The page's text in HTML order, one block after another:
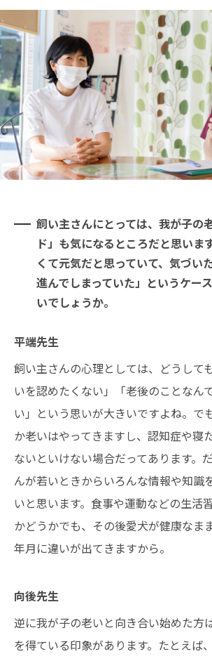
飼い主さんにとっては、我が子の
ド」も気になるところだと思いま
くて元気だと思っていて、気づい
進んでしまっていた」というケー
いでしょうか。
平端先生
飼い主さんの心理としては、どうして
いを認めたくない」「老後のことなん
い」という思いが大きいですよね。で
か老いはやってきますし、認知症や寝
ないといけない場合だってあります。
んが若いときからいろんな情報や知識
いと思います。食事や運動などの生活
かどうかでも、その後愛犬が健康なま
年月に違いが出てきますから。
向後先生
逆に我が子の老いと向き合い始めた方
を得ている印象があります。たとえば